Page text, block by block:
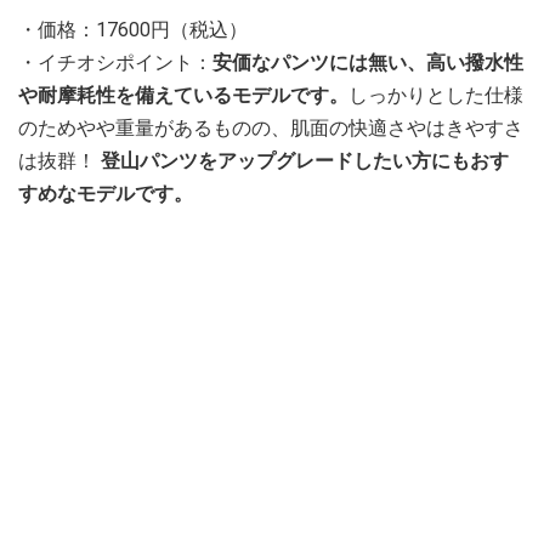
・価格：17600円（税込）
・イチオシポイント： 安価なパンツには無い、高い撥水性
や耐摩耗性を備えているモデルです。
しっかりとした仕様
のためやや重量があるものの、肌面の快適さやはきやすさ
は抜群！ 登山パンツをアップグレードしたい方にもおす
すめなモデルです。